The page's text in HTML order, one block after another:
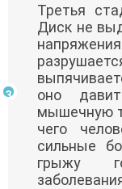
Третья
Диск не
оно
мышечную
чего
сильные
грыжу